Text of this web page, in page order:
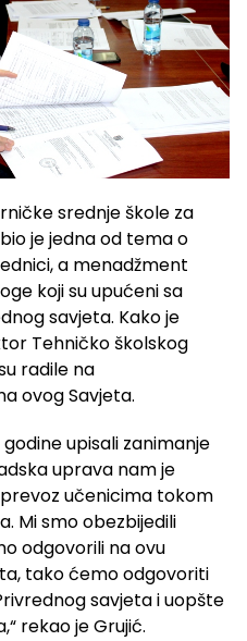
srednje škole za
je jedna od tema o
a menadžment
koji su upućeni sa
savjeta. Kako je
Tehničko školskog
radile na
ovog Savjeta.
upisali zanimanje
uprava nam je
učenicima tokom
Mi smo obezbijedili
odgovorili na ovu
tako ćemo odgovoriti
savjeta i uopšte
rekao je Grujić.